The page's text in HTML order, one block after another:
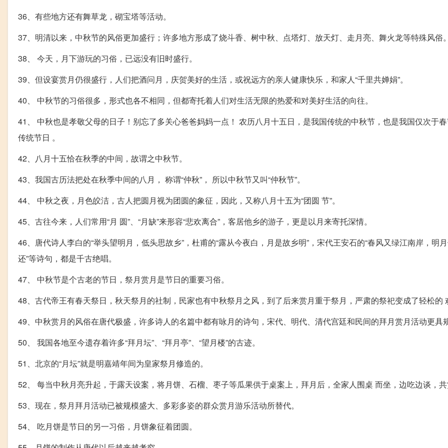
36、有些地方还有舞草龙，砌宝塔等活动。
37、明清以来，中秋节的风俗更加盛行；许多地方形成了烧斗香、树中秋、点塔灯、放天灯、走月亮、舞火龙等特殊风俗。
38、 今天，月下游玩的习俗，已远没有旧时盛行。
39、但设宴赏月仍很盛行，人们把酒问月，庆贺美好的生活，或祝远方的亲人健康快乐，和家人“千里共婵娟”。
40、 中秋节的习俗很多，形式也各不相同，但都寄托着人们对生活无限的热爱和对美好生活的向往。
41、 中秋也是孝敬父母的日子！别忘了多关心爸爸妈妈一点！ 农历八月十五日，是我国传统的中秋节，也是我国仅次于
传统节日 。
42、八月十五恰在秋季的中间，故谓之中秋节。
43、我国古历法把处在秋季中间的八月， 称谓“仲秋”， 所以中秋节又叫“仲秋节”。
44、 中秋之夜，月色皎洁，古人把圆月视为团圆的象征，因此，又称八月十五为“团圆 节”。
45、古往今来，人们常用“月 圆”、“月缺”来形容“悲欢离合”，客居他乡的游子，更是以月来寄托深情。
46、唐代诗人李白的“举头望明月，低头思故乡”，杜甫的“露从今夜白，月是故乡明”，宋代王安石的“春风又绿江南岸，明
还”等诗句，都是千古绝唱。
47、 中秋节是个古老的节日，祭月赏月是节日的重要习俗。
48、古代帝王有春天祭日，秋天祭月的社制，民家也有中秋祭月之风，到了后来赏月重于祭月，严肃的祭祀变成了轻松的
49、中秋赏月的风俗在唐代极盛，许多诗人的名篇中都有咏月的诗句，宋代、明代、清代宫廷和民间的拜月赏月活动更具规
50、 我国各地至今遗存着许多“拜月坛”、“拜月亭”、“望月楼”的古迹。
51、北京的“月坛”就是明嘉靖年间为皇家祭月修造的。
52、 每当中秋月亮升起，于露天设案，将月饼、石榴、枣子等瓜果供于桌案上，拜月后，全家人围桌 而坐，边吃边谈，共
53、现在，祭月拜月活动已被规模盛大、多彩多姿的群众赏月游乐活动所替代。
54、 吃月饼是节日的另一习俗，月饼象征着团圆。